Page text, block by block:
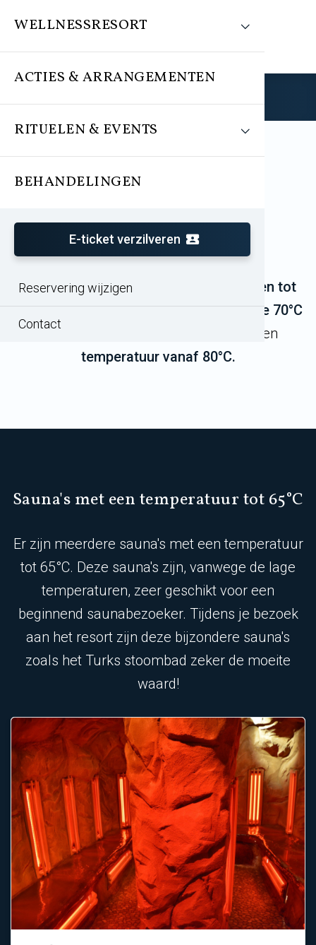
WELLNESSRESORT
ACTIES & ARRANGEMENTEN
RITUELEN & EVENTS
BEHANDELINGEN
E-ticket verzilveren
Reservering wijzigen
Contact
Sauna's bij Elysium
Rotterdam-Bleiswijk
Bekijk de sauna's met lage
temperaturen tot
65°C,de met een temperatuurtussende 70°C
en 75°C
of de heetste sauna's met een
temperatuur vanaf 80°C.
Sauna's met een temperatuur tot 65°C
Er zijn meerdere sauna's met een temperatuur
tot 65°C. Deze sauna's zijn, vanwege de lage
temperaturen, zeer geschikt voor een
beginnend saunabezoeker. Tijdens je bezoek
aan het resort zijn deze bijzondere sauna's
zoals het Turks stoombad zeker de moeite
waard!